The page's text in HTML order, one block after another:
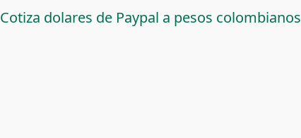
Cotiza dolares de Paypal a pesos colombianos